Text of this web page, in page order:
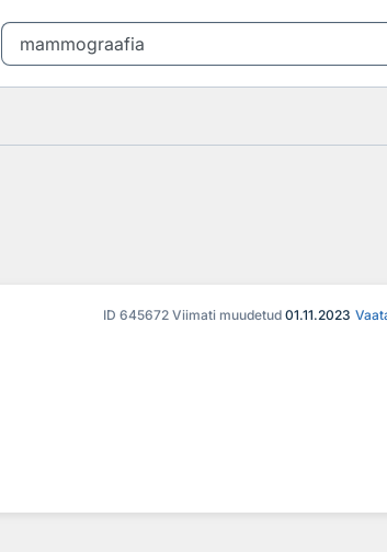
ID 645672 Viimati muudetud 01.11.2023